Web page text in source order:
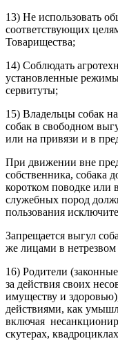
13) Не использовать
соответствующих
Товарищества;
14) Соблюдать
установленные
сервитуты;
15) Владельцы собак
собак в свободном
или на привязи и в
При движении вне
собственника, собака
коротком поводке
служебных пород
пользования
Запрещается выгул
же лицами в
16) Родители
за действия своих
имуществу и
действиями, как
включая
скутерах,